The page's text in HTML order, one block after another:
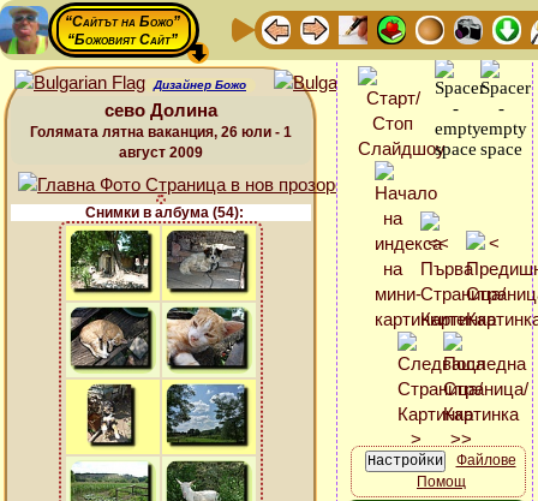
“Сайтът на Божо”
“Божовият Сайт”
Дизайнер Божо
сево Долина
Голямата лятна ваканция, 26 юли - 1
август 2009
Снимки в албума (54):
Файлове
Помощ